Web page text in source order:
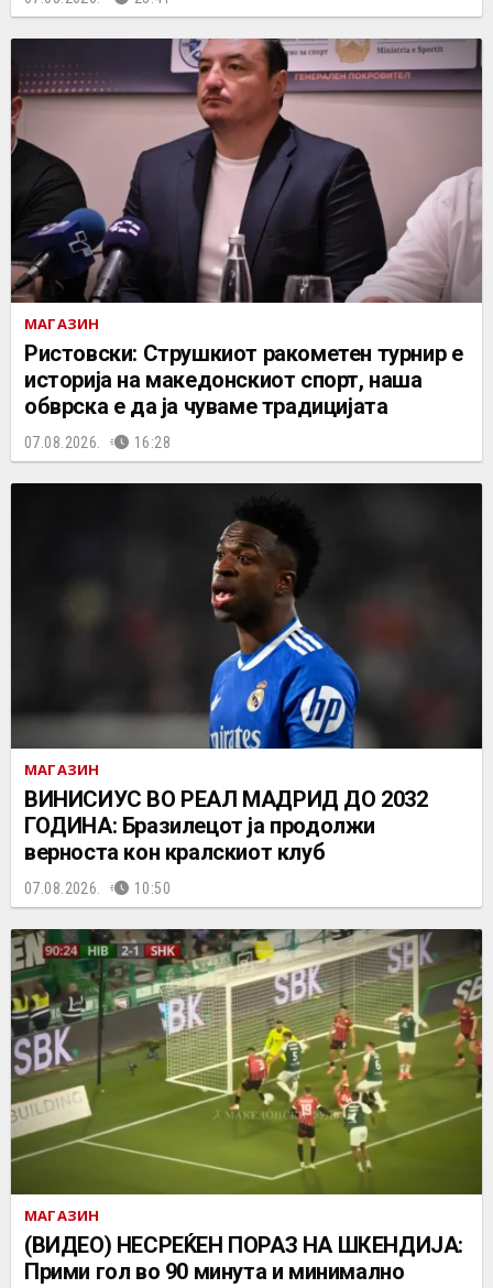
МАГАЗИН
Ристовски: Струшкиот ракометен турнир е
историја на македонскиот спорт, наша
обврска е да ја чуваме традицијата
07.08.2026. 16:28
МАГАЗИН
ВИНИСИУС ВО РЕАЛ МАДРИД ДО 2032
ГОДИНА: Бразилецот ја продолжи
верноста кон кралскиот клуб
07.08.2026. 10:50
МАГАЗИН
(ВИДЕО) НЕСРЕЌЕН ПОРАЗ НА ШКЕНДИЈА:
Прими гол во 90 минута и минимално